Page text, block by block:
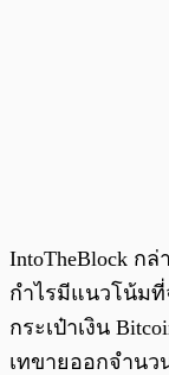
IntoTheBlock ก
กำไรมีแนวโน้ม
กระเป๋าเงิน
เทขายออกจำนว